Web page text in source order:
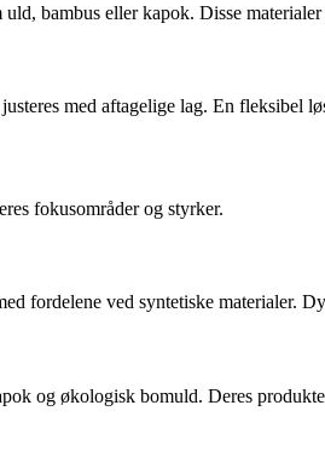
bambus eller kapok. Disse
med aftagelige lag. En fleksibel
fokusområder og styrker.
fordelene ved syntetiske materialer.
og økologisk bomuld. Deres